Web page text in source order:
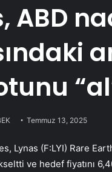
ABD
Temmuz 13, 2025
Lynas (F:LYI) Rare
ve hedef fiyatını